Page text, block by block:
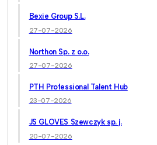
Bexie Group S.L.
27-07-2026
Northon Sp. z o.o.
27-07-2026
PTH Professional Talent Hub
23-07-2026
JS GLOVES Szewczyk sp. j.
20-07-2026